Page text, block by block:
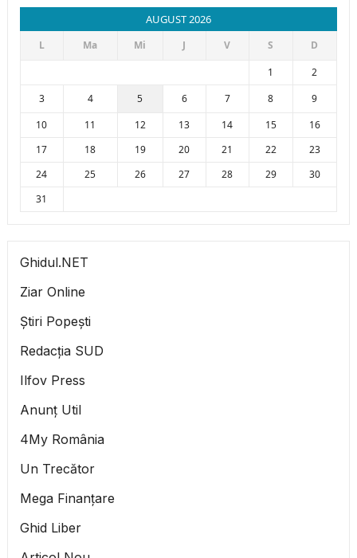
AUGUST 2026
L Ma Mi J V S
D
1
2
3
4 5 6 7 8
9
10
11 12 13 14 15
16
17
18 19 20 21 22
23
24
25 26 27 28 29
30
31
Ghidul.NET
Ziar Online
Știri Popești
Redacția SUD
Ilfov Press
Anunț Util
4My România
Un Trecător
Mega Finanțare
Ghid Liber